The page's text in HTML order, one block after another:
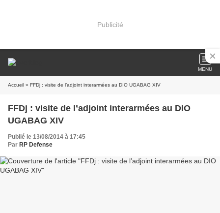
Publicité
MENU
Accueil » FFDj : visite de l’adjoint interarmées au DIO UGABAG XIV
FFDj : visite de l’adjoint interarmées au DIO
UGABAG XIV
Publié le 13/08/2014 à 17:45
Par RP Defense